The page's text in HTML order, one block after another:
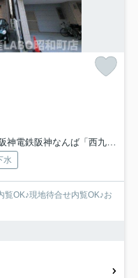
神電鉄阪神なんば「西九条」駅 徒歩5分
水
OK♪現地待合せ内覧OK♪お